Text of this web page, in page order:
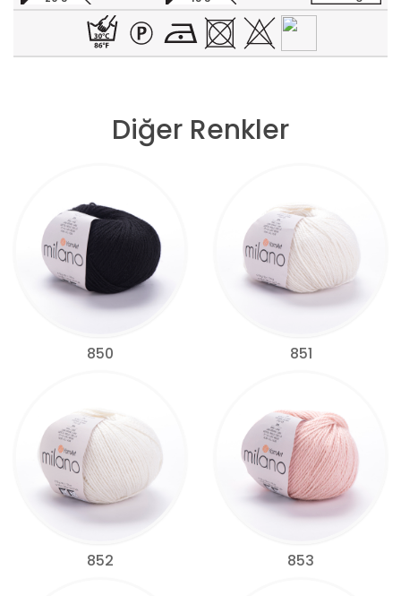
Diğer Renkler
850 851
852 853